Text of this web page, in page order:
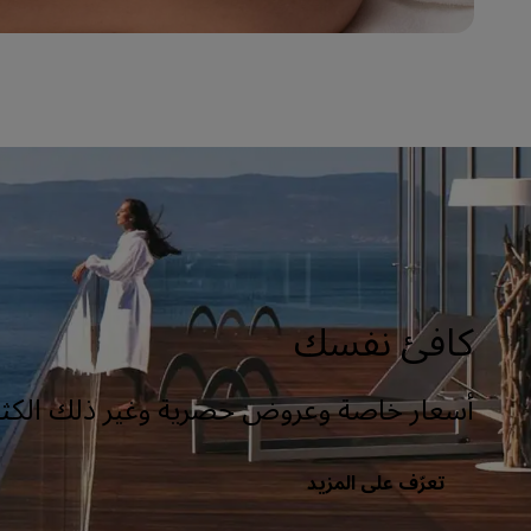
كافئ نفسك
أسعار خاصة وعروض حصرية وغير ذلك
تعرّف على المزيد